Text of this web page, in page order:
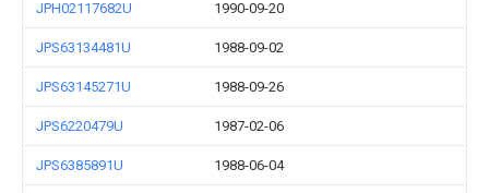
JPH02117682U 1990-09-20
JPS63134481U 1988-09-02
JPS63145271U 1988-09-26
JPS6220479U 1987-02-06
JPS6385891U 1988-06-04